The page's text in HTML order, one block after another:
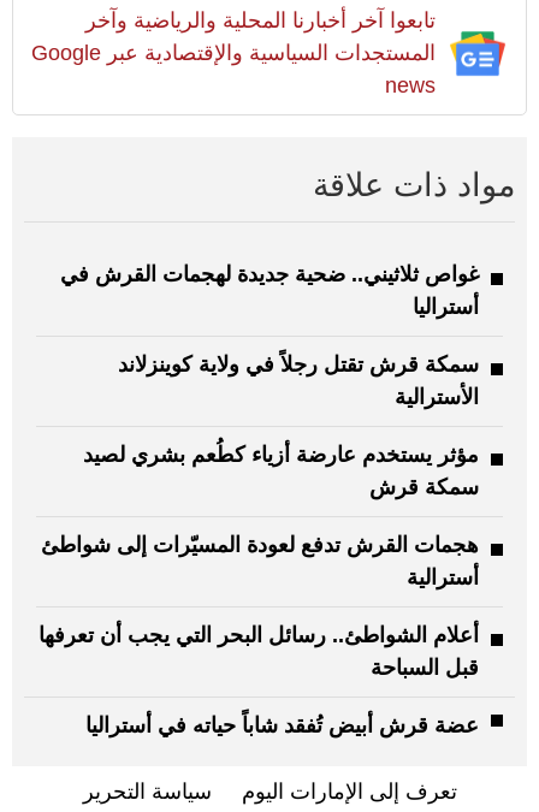
تابعوا آخر أخبارنا المحلية والرياضية وآخر
المستجدات السياسية والإقتصادية عبر Google
news
مواد ذات علاقة
غواص ثلاثيني.. ضحية جديدة لهجمات القرش في
أستراليا
سمكة قرش تقتل رجلاً في ولاية كوينزلاند
الأسترالية
مؤثر يستخدم عارضة أزياء كطُعم بشري لصيد
سمكة قرش
هجمات القرش تدفع لعودة المسيّرات إلى شواطئ
أسترالية
أعلام الشواطئ.. رسائل البحر التي يجب أن تعرفها
قبل السباحة
عضة قرش أبيض تُفقد شاباً حياته في أستراليا
تعرف إلى الإمارات اليوم سياسة التحرير